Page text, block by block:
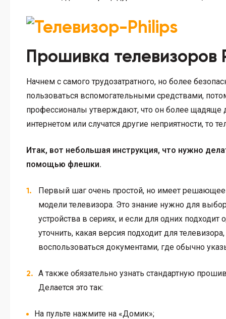
Прошивка
Начнем с самого трудозатратного, но более
пользоваться вспомогательными средствами,
профессионалы утверждают, что он более щадяще
интернетом или случатся другие неприятности, то
Итак, вот небольшая инструкция, что нужно
помощью флешки.
Первый шаг очень простой, но имеет решающее
модели телевизора. Это знание нужно для
устройства в сериях, и если для одних
уточнить, какая версия подходит для
воспользоваться документами, где обычно
А также обязательно узнать стандартную
Делается это так:
На пульте нажмите на «Домик»;